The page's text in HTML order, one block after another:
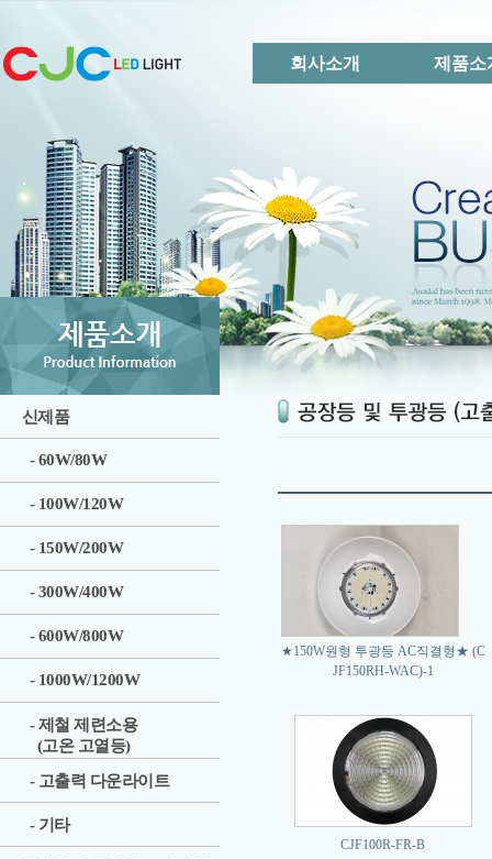
회사소개 제품소
신제품
- 60W/80W
- 100W/120W
- 150W/200W
- 300W/400W
- 600W/800W
- 1000W/1200W
- 제철 제련소용
(고온 고열등)
- 고출력 다운라이트
- 기타
★150W원형 투광등 AC직결형★ (C
JF150RH-WAC)-1
CJF100R-FR-B